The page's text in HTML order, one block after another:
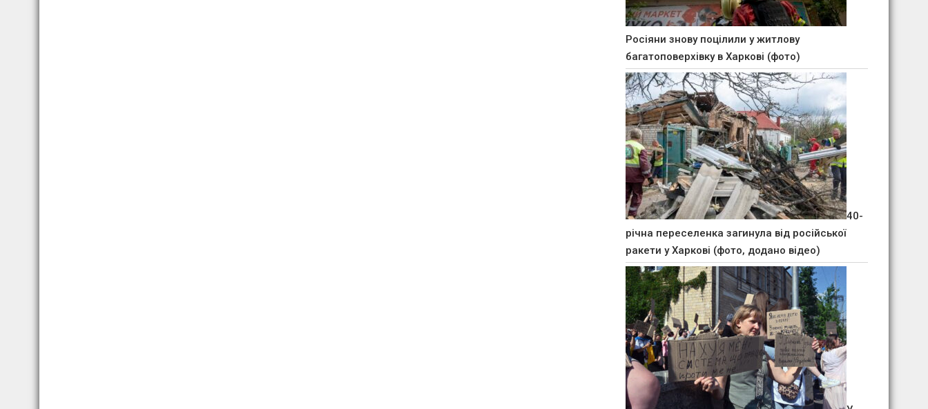
Росіяни знову поцілили у житлову
багатоповерхівку в Харкові (фото)
40-
річна переселенка загинула від російської
ракети у Харкові (фото, додано відео)